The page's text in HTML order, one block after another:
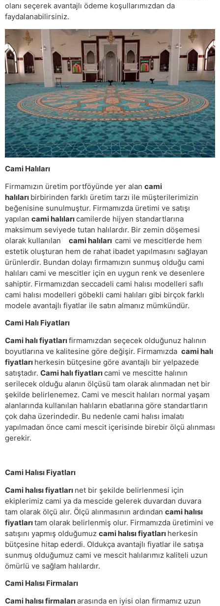
olanı seçerek avantajlı ödeme koşullarımızdan da
faydalanabilirsiniz.
Cami Halıları
Firmamızın üretim portföyünde yer alan cami
halıları birbirinden farklı üretim tarzı ile müşterilerimizin
beğenisine sunulmuştur. Firmamızda üretimi ve satışı
yapılan cami halılarıcamilerde hijyen standartlarına
maksimum seviyede tutan halılardır. Bir zemin döşemesi
olarak kullanılan cami halıları cami ve mescitlerde hem
estetik oluşturan hem de rahat ibadet yapılmasını sağlayan
ürünlerdir. Bundan dolayı firmamızın sunmuş olduğu cami
halıları cami ve mescitler için en uygun renk ve desenlere
sahiptir. Firmamızdan seccadeli cami halısı modelleri saflı
cami halısı modelleri göbekli cami halıları gibi birçok farklı
modele avantajlı fiyatlar ile satın almanız mümkündür.
Cami Halı Fiyatları
Cami halı fiyatlarıfirmamızdan seçecek olduğunuz halının
boyutlarına ve kalitesine göre değişir. Firmamızda cami halı
fiyatları herkesin bütçesine göre avantajlı bir yelpazede
satıştadır. Cami halı fiyatlarıcami ve mescitte halının
serilecek olduğu alanın ölçüsü tam olarak alınmadan net bir
şekilde belirlenemez. Cami ve mescit halıları normal yaşam
alanlarında kullanılan halıların ebatlarına göre standartların
çok daha üzerindedir. Bu nedenle cami halısı imalatı
yapılmadan önce cami mescit içerisinde birebir ölçü alınması
gerekir.
Cami Halısı Fiyatları
Cami halısı fiyatları net bir şekilde belirlenmesi için
ekiplerimiz cami ya da mescide gelerek duvardan duvara
tam olarak ölçü alır. Ölçü alınmasının ardından cami halısı
fiyatlarıtam olarak belirlenmiş olur. Firmamızda üretimini ve
satışını yapmış olduğumuz cami halısı fiyatları herkesin
bütçesine hitap ederdi. Oldukça avantajlı fiyatlar ile satışa
sunmuş olduğumuz cami ve mescit halılarımız kaliteli uzun
ömürlü ve sağlam halılardır.
Cami Halısı Firmaları
Cami halısı firmalarıarasında en iyisi olan firmamız uzun